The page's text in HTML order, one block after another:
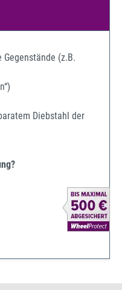
(z.B.
Diebstahl der